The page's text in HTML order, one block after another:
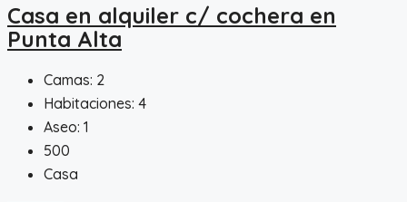
Casa en alquiler c/ cochera en
Punta Alta
Camas: 2
Habitaciones: 4
Aseo: 1
500
Casa